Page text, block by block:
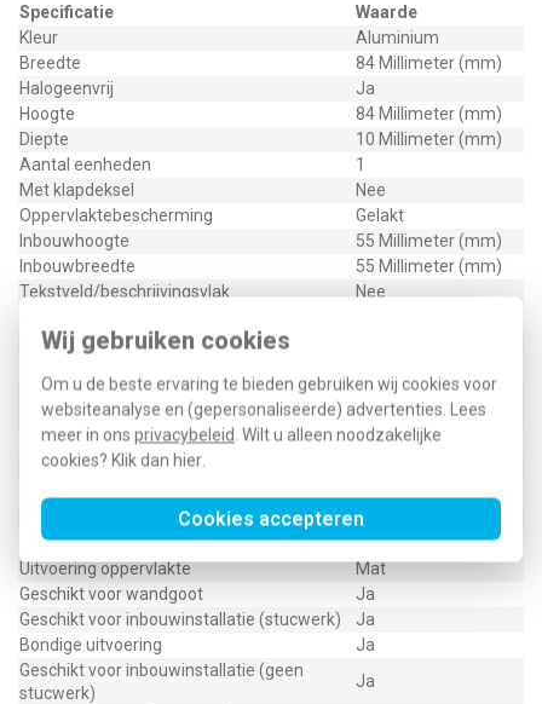
Wij gebruiken cookies
Om u de beste ervaring te bieden gebruiken wij cookies voor
websiteanalyse en (gepersonaliseerde) advertenties. Lees
meer in ons privacybeleid. Wilt u alleen noodzakelijke
cookies? Klik dan hier.
Cookies accepteren
Specificatie
Waarde
Kleur
Aluminium
Breedte
84 Millimeter (mm)
Halogeenvrij
Ja
Hoogte
84 Millimeter (mm)
Diepte
10 Millimeter (mm)
Aantal eenheden
1
Met klapdeksel
Nee
Oppervlaktebescherming
Gelakt
Inbouwhoogte
55 Millimeter (mm)
Inbouwbreedte
55 Millimeter (mm)
Tekstveld/beschrijvingsvlak
Nee
Materiaal
Montagerichting
Horizontaal en
verticaal
RAL-nummer (vergelijkbaar)
9006
Slagvastheid
Geschikt voor vloerpot
Nee
Transparant
Nee
Uitvoering oppervlakte
Mat
Geschikt voor wandgoot
Ja
Geschikt voor inbouwinstallatie (stucwerk)
Ja
Bondige uitvoering
Ja
Geschikt voor inbouwinstallatie (geen
stucwerk)
Ja